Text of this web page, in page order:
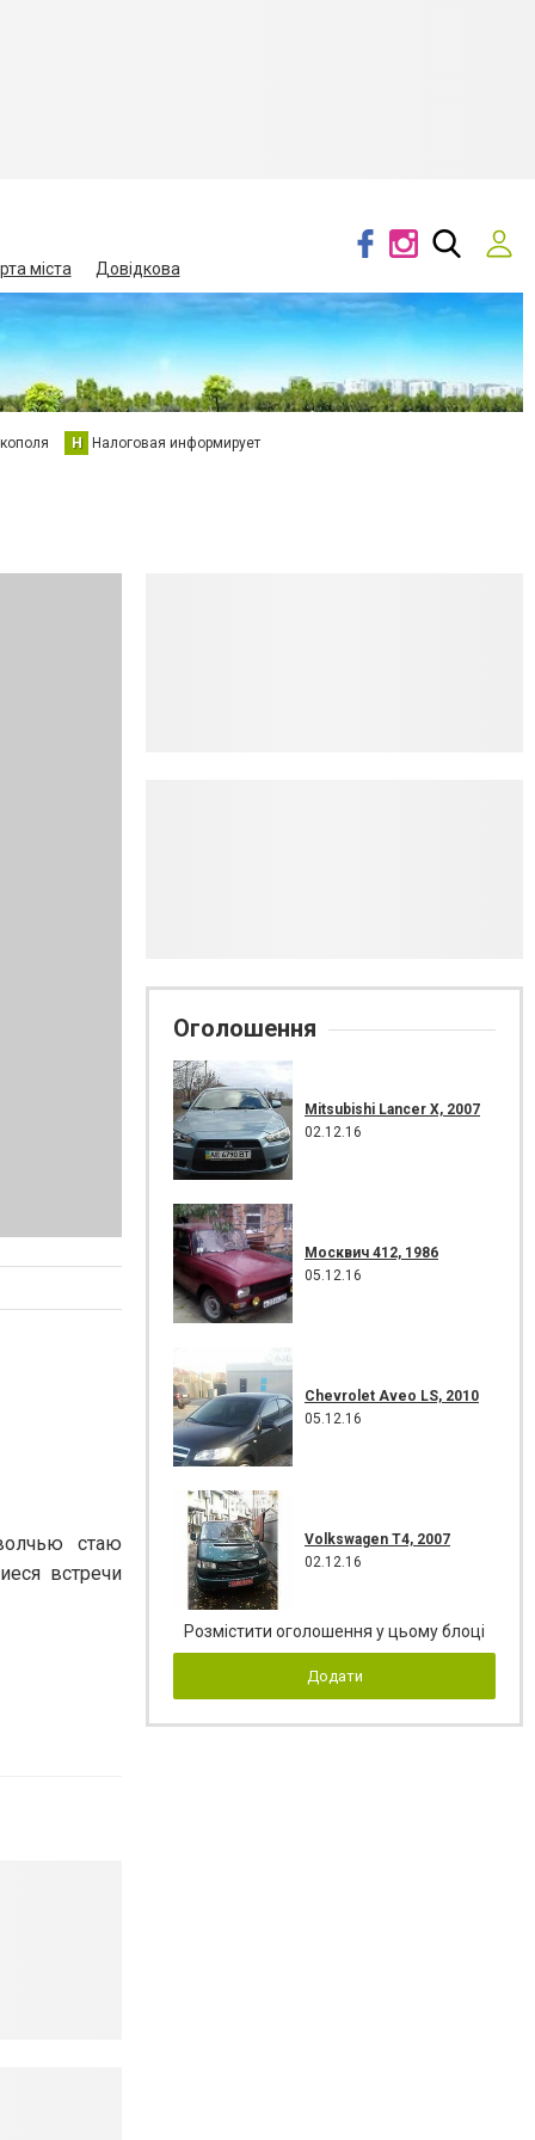
міста Довідкова
Н Налоговая информирует
стаю
встречи
Оголошення
Mitsubishi Lancer X, 2007
02.12.16
Москвич 412, 1986
05.12.16
Chevrolet Aveo LS, 2010
05.12.16
Volkswagen T4, 2007
02.12.16
Розмістити оголошення у цьому блоці
Додати